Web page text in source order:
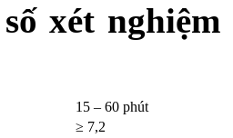
xét
15 – 60 phút
≥ 7,2